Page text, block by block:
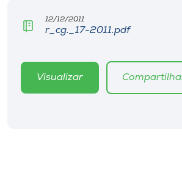
Editora
Rádio
12/12/2011
r_cg._17-2011.pdf
Visualizar